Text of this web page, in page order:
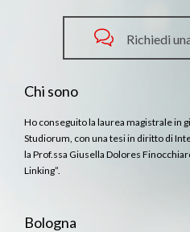
 Richiedi
Chi sono
Ho conseguito la laurea magistrale in
Studiorum, con una tesi in diritto di
la Prof.ssa Giusella Dolores
Linking”.
Bologna